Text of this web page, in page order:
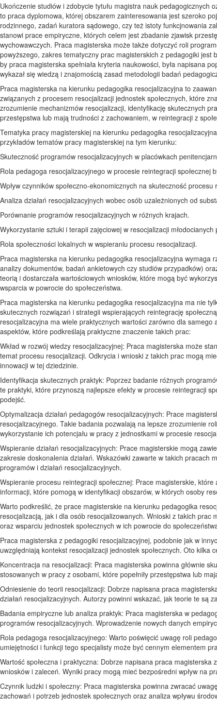
Ukończenie studiów i zdobycie tytułu magistra nauk
to praca dyplomowa, której obszarem zainteresowania jest szeroko
rodzinnego, zadań kuratora sądowego, czy też istoty funkcjnowania
stanowi prace empiryczne, których celem jest zbadanie zjawisk
wychowawczych. Praca magisterska może także dotyczyć roli
powyższego, zakres tematyczny prac magisterskich z pedagogiki
by praca magisterska spełniała kryteria naukowości, była napisana
wykazał się wiedzą i znajomością zasad metodologii badań
Praca magisterska na kierunku pedagogika resocjalizacyjna to
związanych z procesem resocjalizacji jednostek społecznych, które
zrozumienie mechanizmów resocjalizacji, identyfikację skutecznych
przestępstwa lub mają trudności z zachowaniem, w reintegracji z
Tematyka pracy magisterskiej na kierunku pedagogika
przykładów tematów pracy magisterskiej na tym kierunku:
Skuteczność programów resocjalizacyjnych w placówkach
Rola pedagoga resocjalizacyjnego w procesie reintegracji społecznej
Wpływ czynników społeczno-ekonomicznych na skuteczność procesu
Analiza działań resocjalizacyjnych wobec osób uzależnionych od
Porównanie programów resocjalizacyjnych w różnych krajach.
Wykorzystanie sztuki i terapii zajęciowej w resocjalizacji młodocianych
Rola społeczności lokalnych w wspieraniu procesu resocjalizacji.
Praca magisterska na kierunku pedagogika resocjalizacyjna
analizy dokumentów, badań ankietowych czy studiów przypadków)
teorią i dostarczała wartościowych wniosków, które mogą być
wsparcia w powrocie do społeczeństwa.
Praca magisterska na kierunku pedagogika resocjalizacyjna ma nie
skutecznych rozwiązań i strategii wspierających reintegrację
resocjalizacyjna ma wiele praktycznych wartości zarówno dla
aspektów, które podkreślają praktyczne znaczenie takich prac:
Wkład w rozwój wiedzy resocjalizacyjnej: Praca magisterska może
temat procesu resocjalizacji. Odkrycia i wnioski z takich prac mogą
innowacji w tej dziedzinie.
Identyfikacja skutecznych praktyk: Poprzez badanie różnych
te praktyki, które przynoszą najlepsze efekty w procesie reintegracji
podejść.
Optymalizacja działań pedagogów resocjalizacyjnych: Prace
resocjalizacyjnego. Takie badania pozwalają na lepsze zrozumienie
wykorzystanie ich potencjału w pracy z jednostkami w procesie
Wspieranie działań resocjalizacyjnych: Prace magisterskie mogą
zakresie doskonalenia działań. Wskazówki zawarte w takich
programów i działań resocjalizacyjnych.
Wspieranie procesu reintegracji społecznej: Prace magisterskie,
informacji, które pomogą w identyfikacji obszarów, w których osoby
Warto podkreślić, że prace magisterskie na kierunku pedagogika
resocjalizacją, jak i dla osób resocjalizowanych. Wnioski z takich
oraz wsparciu jednostek społecznych w ich powrocie do
Praca magisterska z pedagogiki resocjalizacyjnej, podobnie jak w
uwzględniają kontekst resocjalizacji jednostek społecznych. Oto
Koncentracja na resocjalizacji: Praca magisterska powinna głównie
stosowanych w pracy z osobami, które popełniły przestępstwa lub
Odniesienie do teorii resocjalizacji: Dobrze napisana praca
działań resocjalizacyjnych. Autorzy powinni wskazać, jak teorie te są
Badania empiryczne lub analiza praktyk: Praca magisterska w
programów resocjalizacyjnych. Wprowadzenie nowych danych
Rola pedagoga resocjalizacyjnego: Warto poświęcić uwagę roli
umiejętności i funkcji tego specjalisty może być cennym elementem
Wartość społeczna i praktyczna: Dobrze napisana praca
wniosków i zaleceń. Wyniki pracy mogą mieć bezpośredni wpływ na
Czynnik ludzki i społeczny: Praca magisterska powinna zwracać
zachowań i potrzeb jednostek społecznych oraz analiza wpływu